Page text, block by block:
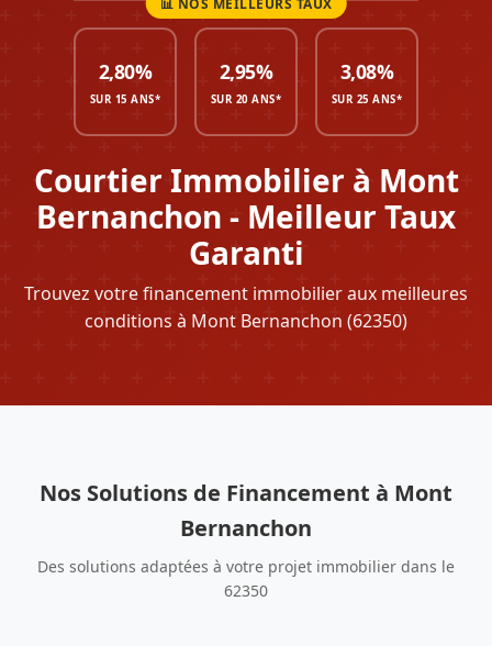
Courtier Immobilier à Mont
Bernanchon - Meilleur Taux
Garanti
Trouvez votre financement immobilier aux meilleures
conditions à Mont Bernanchon (62350)
2,80%
SUR 15 ANS*
2,95%
SUR 20 ANS*
3,08%
SUR 25 ANS*
Nos Solutions de Financement à Mont
Bernanchon
Des solutions adaptées à votre projet immobilier dans le
62350